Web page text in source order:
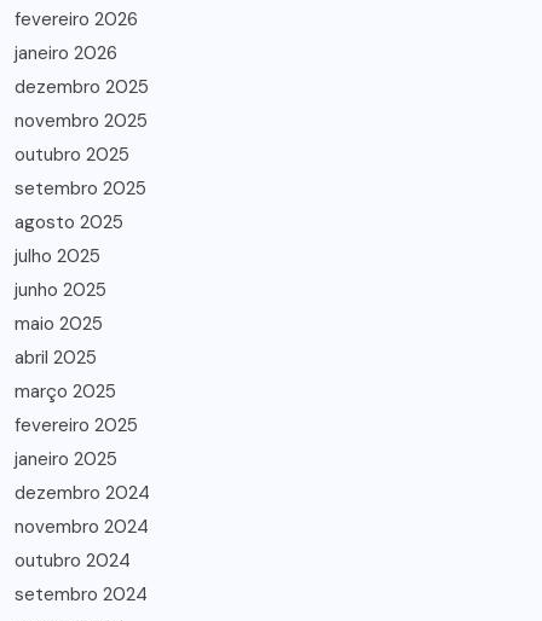
fevereiro 2026
janeiro 2026
dezembro 2025
novembro 2025
outubro 2025
setembro 2025
agosto 2025
julho 2025
junho 2025
maio 2025
abril 2025
março 2025
fevereiro 2025
janeiro 2025
dezembro 2024
novembro 2024
outubro 2024
setembro 2024